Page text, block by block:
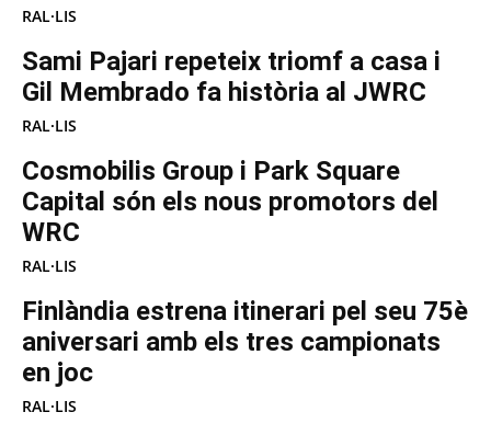
RAL·LIS
Sami Pajari repeteix triomf a casa i
Gil Membrado fa història al JWRC
RAL·LIS
Cosmobilis Group i Park Square
Capital són els nous promotors del
WRC
RAL·LIS
Finlàndia estrena itinerari pel seu 75è
aniversari amb els tres campionats
en joc
RAL·LIS